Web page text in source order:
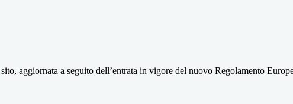
aggiornata a seguito dell’entrata in vigore del nuovo Regolamento